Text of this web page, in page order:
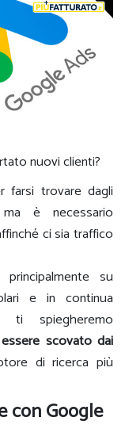
nuovi clienti?
farsi trovare dagli
è necessario
ci sia traffico
su
e in continua
ti spiegheremo
scovato dai
di ricerca più
con Google